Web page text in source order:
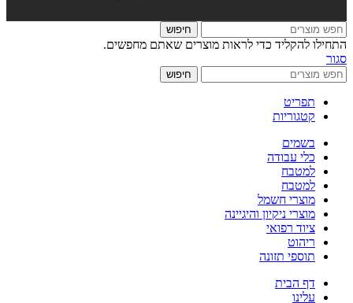
חיפוש
התחילו להקליד כדי לראות מוצרים שאתם מחפשים.
סגור
חיפוש
תפריט
קטגוריות
בשמים
כלי עבודה
למטבח
למטבח
מוצרי חשמל
מוצרי ניקיון והיגיינה
ציוד רפואי
ריהוט
תוספי תזונה
דף הבית
עלינו